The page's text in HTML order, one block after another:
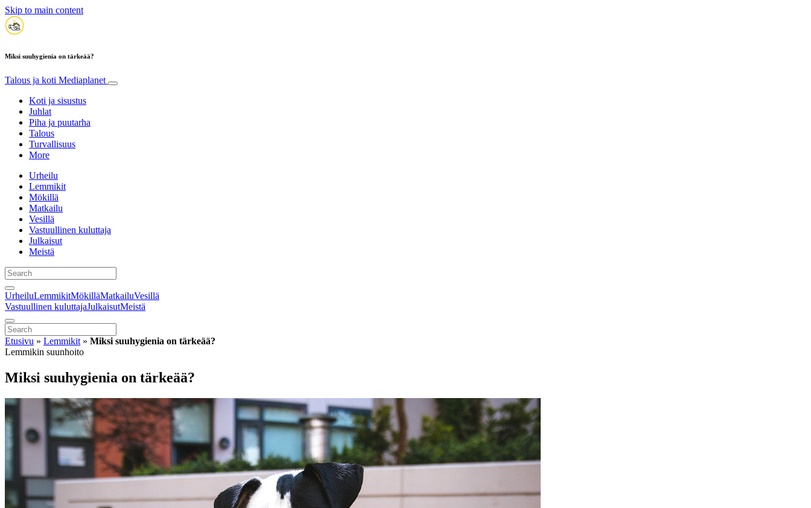
Skip to main content
Miksi suuhygienia on tärkeää?
Talous ja koti Mediaplanet
Koti ja sisustus
Juhlat
Piha ja puutarha
Talous
Turvallisuus
More
Urheilu
Lemmikit
Mökillä
Matkailu
Vesillä
Vastuullinen kuluttaja
Julkaisut
Meistä
UrheiluLemmikitMökilläMatkailuVesillä
Vastuullinen kuluttajaJulkaisutMeistä
Etusivu » Lemmikit » Miksi suuhygienia on tärkeää?
Lemmikin suunhoito
Miksi suuhygienia on tärkeää?